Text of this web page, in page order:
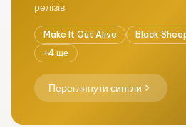
релізів.
Make It Out Alive Black
+4 ще
Переглянути сингли chevron_right